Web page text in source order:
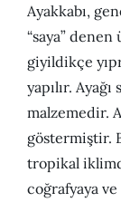
Ayakkabı,
“saya”
giyildikçe
yapılır.
malzemedir.
göstermiştir.
tropikal
coğrafyaya ve